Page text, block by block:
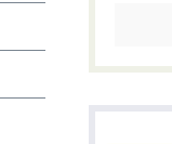
Gläser
Auge